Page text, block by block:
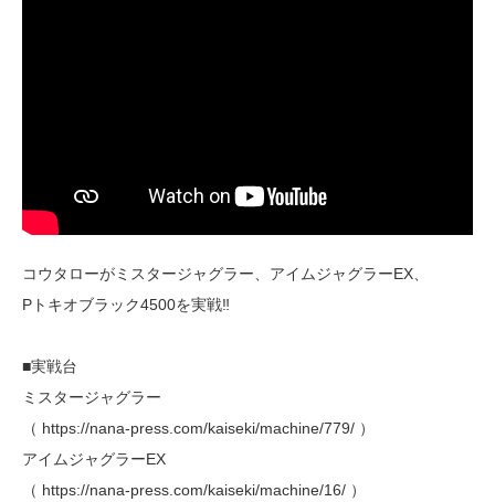
コウタローがミスタージャグラー、アイムジャグラーEX、
Pトキオブラック4500を実戦‼
■実戦台
ミスタージャグラー
（ https://nana-press.com/kaiseki/machine/779/ ）
アイムジャグラーEX
（ https://nana-press.com/kaiseki/machine/16/ ）